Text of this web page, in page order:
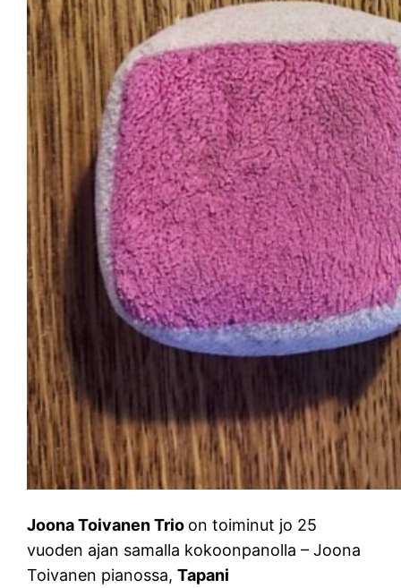
Joona Toivanen Trio on toiminut jo 25
vuoden ajan samalla kokoonpanolla – Joona
Toivanen pianossa,Tapani